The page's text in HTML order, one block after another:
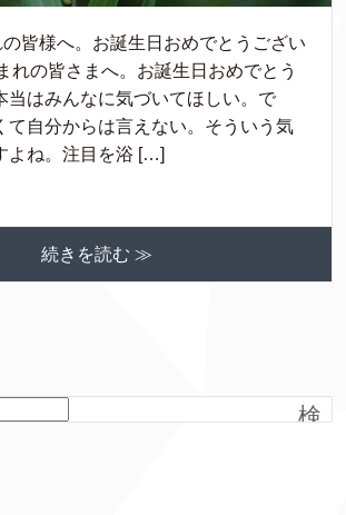
皆様へ。お誕生日おめでとうござい
れの皆さまへ。お誕生日おめでとう
当はみんなに気づいてほしい。で
て自分からは言えない。そういう気
よね。注目を浴 […]
続きを読む ≫
検